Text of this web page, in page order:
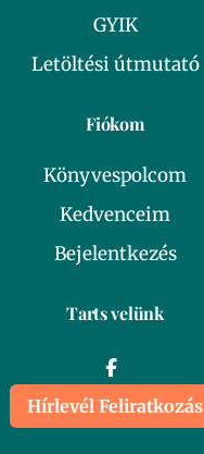
GYIK
Letöltési útmutató
Fiókom
Könyvespolcom
Kedvenceim
Bejelentkezés
Tarts velünk
Hírlevél Feliratkozás